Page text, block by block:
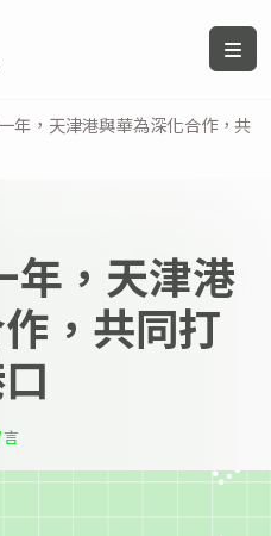
年，天津港與華為深化合作，共
年，天津港
，共同打